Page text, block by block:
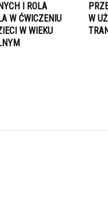
I ROLA
W ĆWICZENIU
W WIEKU
W